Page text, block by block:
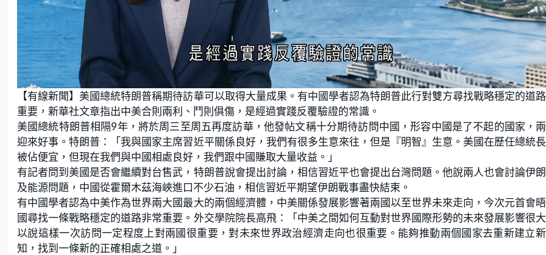
n
m
u
t
e
a
d
e
d
:
2
6
.
0
0
%
【有線新聞】美國總統特朗普稱期待訪華可以取得大量成果。有中國學者認為特朗普此行對雙方尋找戰略穩定的道
重要，新華社文章指出中美合則兩利、鬥則俱傷，是經過實踐反覆驗證的常識。
美國總統特朗普相隔9年，將於周三至周五再度訪華，他發帖文稱十分期待訪問中國，形容中國是了不起的國家，
迎來好事。特朗普：「我與國家主席習近平關係良好，我們有很多生意來往，但是『明智』生意。美國在歷任總統
被佔便宜，但現在我們與中國相處良好，我們跟中國賺取大量收益。」
有記者問到美國是否會繼續對台售武，特朗普說會提出討論，相信習近平也會提出台灣問題。他說兩人也會討論伊
及能源問題，中國從霍爾木茲海峽進口不少石油，相信習近平期望伊朗戰事盡快結束。
有中國學者認為中美作為世界兩大國最大的兩個經濟體，中美關係發展影響著兩國以至世界未來走向，今次元首會
國尋找一條戰略穩定的道路非常重要。外交學院院長高飛：「中美之間如何互動對世界國際形勢的未來發展影響很
以說這樣一次訪問一定程度上對兩國很重要，對未來世界政治經濟走向也很重要。能夠推動兩個國家去重新建立
知，找到一條新的正確相處之道。」